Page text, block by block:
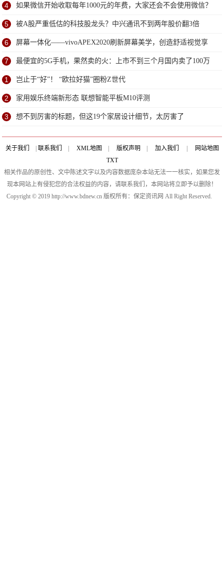
4 如果微信开始收取每年1000元的年费，大家还会不会使用微信？
5 被A股严重低估的科技股龙头？中兴通讯不到两年股价翻3倍
6 屏幕一体化——vivoAPEX2020刷新屏幕美学，创造舒适视觉享
受
7 最便宜的5G手机，果然卖的火：上市不到三个月国内卖了100万
台
1 岂止于“好”！ “欧拉好猫”圈粉Z世代
2 家用娱乐终端新形态 联想智能平板M10评测
3 想不到厉害的标题，但这19个家居设计细节，太厉害了
关于我们 | 联系我们 | XML地图 | 版权声明 | 加入我们 |
网站地图
TXT
相关作品的原创性、文中陈述文字以及内容数据庞杂本站无法一一核实，如果您发
现本网站上有侵犯您的合法权益的内容，请联系我们，本网站将立即予以删除！
Copyright © 2019 http://www.bdnew.cn 版权所有：保定资讯网 All Right Reserved.